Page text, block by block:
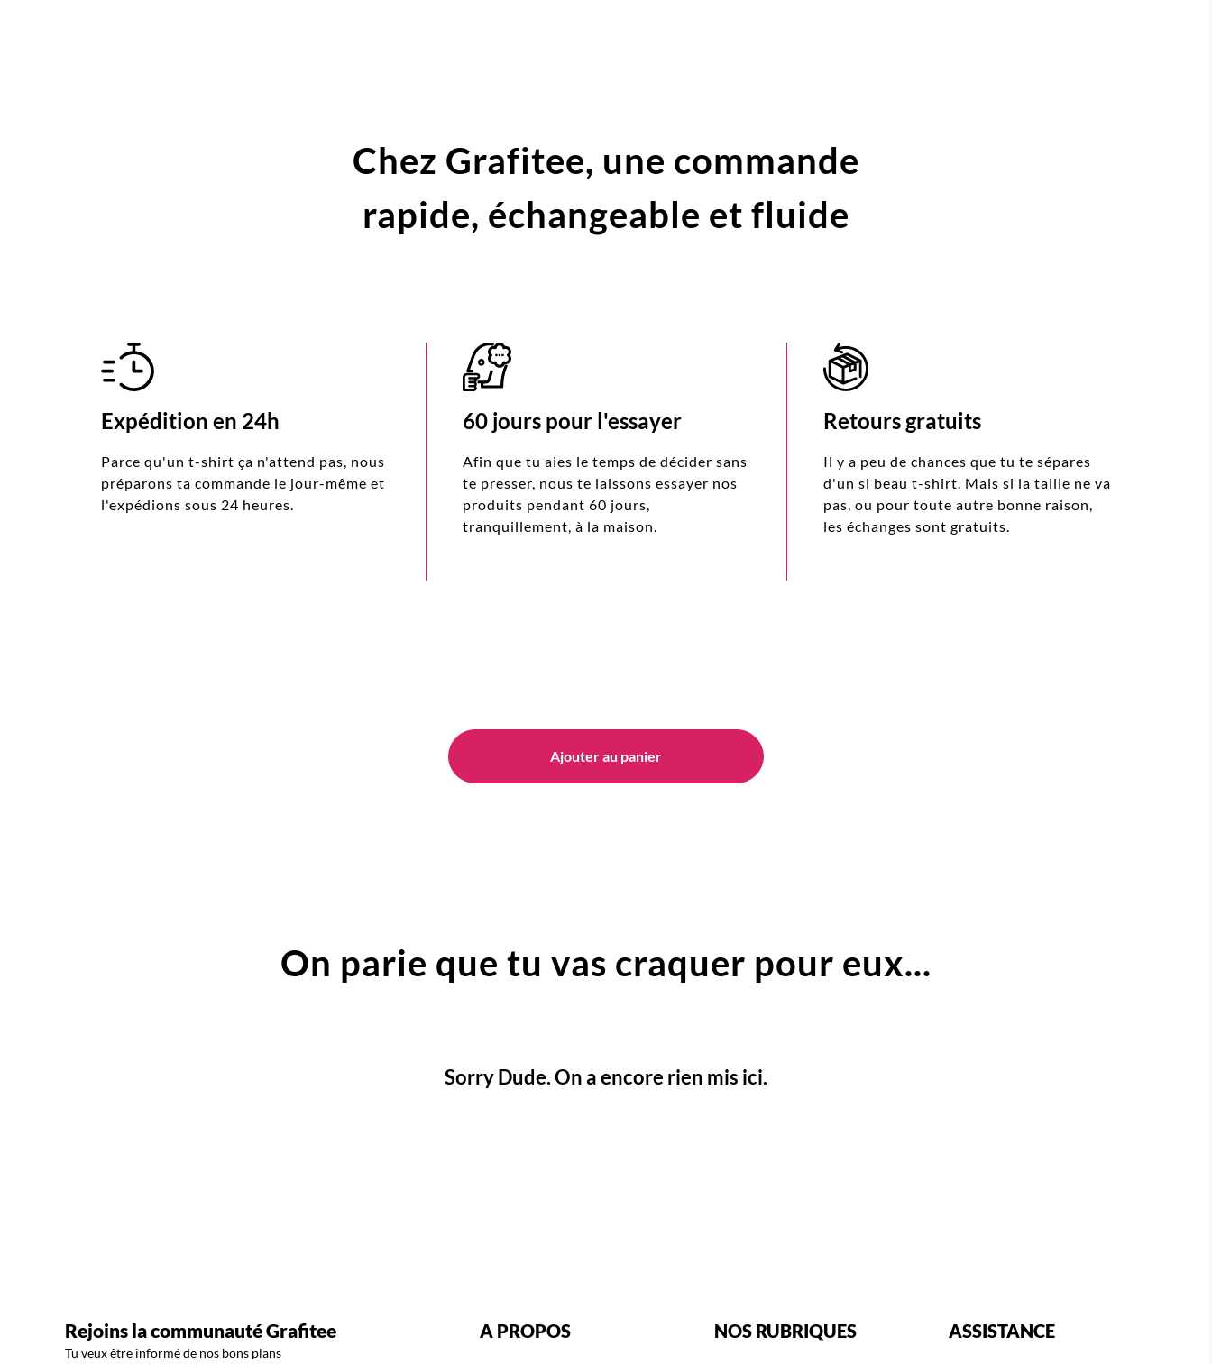
Chez Grafitee, une commande
rapide, échangeable et fluide
Expédition en 24h
Parce qu'un t-shirt ça n'attend pas, nous
préparons ta commande le jour-même et
l'expédions sous 24 heures.
60 jours pour l'essayer
Afin que tu aies le temps de décider sans
te presser, nous te laissons essayer nos
produits pendant 60 jours,
tranquillement, à la maison.
Retours gratuits
Il y a peu de chances que tu te sépares
d'un si beau t-shirt. Mais si la taille ne va
pas, ou pour toute autre bonne raison,
les échanges sont gratuits.
Ajouter au panier
On parie que tu vas craquer pour eux...
Sorry Dude. On a encore rien mis ici.
Rejoins la communauté Grafitee
Tu veux être informé de nos bons plans
A PROPOS
NOS RUBRIQUES
ASSISTANCE